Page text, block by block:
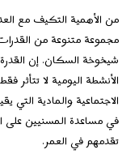
من الأهمية التكيف مع
مجموعة متنوعة من
شيخوخة السكان. إن
الأنشطة اليومية لا تتأثر
الاجتماعية والمادية
في مساعدة المسنيين على
تقدمهم في العمر.